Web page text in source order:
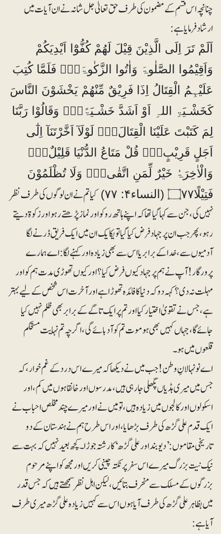
چنانچہ اس قسم کے مضمون کی طرف حق تعالیٰ جل شانہ نے ان آیات میں
ارشاد فرمایا ہے:
اَلَمْ تَرَ اِلَى الَّذِيْنَ قِيْلَ لَھُمْ كُفُّوْٓا اَيْدِيَكُمْ
وَاَقِيْمُوا الصَّلٰوۃَ وَاٰتُوا الزَّكٰوۃَ۝۰ۚ فَلَمَّا كُتِبَ
عَلَيْہِمُ الْقِتَالُ اِذَا فَرِيْقٌ مِّنْھُمْ يَخْشَوْنَ النَّاسَ
كَخَشْـيَۃِ اللہِ اَوْ اَشَدَّ خَشْـيَۃً۝۰ۚ وَقَالُوْا رَبَّنَا
لِمَ كَتَبْتَ عَلَيْنَا الْقِتَالَ۝۰ۚ لَوْلَآ اَخَّرْتَنَآ اِلٰٓى
اَجَلٍ قَرِيْبٍ۝۰ۭ قُلْ مَتَاعُ الدُّنْيَا قَلِيْلٌ۝۰ۚ
وَالْاٰخِرَۃُ خَيْرٌ لِّمَنِ اتَّقٰى۝۰ۣ وَلَا تُظْلَمُوْنَ
فَتِيْلًا۝۷۷ (النساء۴: ۷۷)
کیا تم نے ان لوگوں کی طرف نظر
نہیں کی، جن سے کہا گیا تھا کہ اپنے ہاتھ روکو اور نماز پڑھتے رہو اور زکوۃ دیتے
رہو، پھر جب ان پر جہاد فرض کیا گیا تو یکا یک ان میں ایک فریق ڈرنے لگا
آدمیوں سے، خدا کے برابر یا اس سے بھی زیادہ اور کہنے لگا: اے ہمارے
پرورگار! آپ نے ہم پر جہاد کیوں فرض کیا؟ اور کیوں تھوڑی مدت ہم کو اور
مہلت نہ دی؟ کہہ دو کہ دنیا کا فائدہ تھوڑا ہے اور آخرت اس شخص کے لیے بہتر
ہے، جس نے تقویٰ اختیار کیا اور تم پر ایک تاگے کے برابر بھی ظلم نہیں کیا
جائے گا، جہاں کہیں بھی ہو موت تم کو آدبائے گی، اگر چہ تم نہایت مستحکم
قلعوں میں ہو۔
‎اے نونہالانِ وطن! جب میں نے دیکھا کہ میرے اس درد کے غم خوار، کہ
جس میں میری ہڈیاں پگھلی جارہی ہیں، مدرسوں اور خانقاہوں میں کم، اور
اسکولوں اور کالجوں میں زیادہ ہیں، تو میں نے اور میرے چند مخلص احباب نے
ایک قدم علی گڑھ کی طرف بڑھایا، اور اس طرح ہم نے ہندستان کے دو
تاریخی مقاموں: ’دیوبند اور علی گڑھ‘ کا رشتہ جوڑا۔ کچھ بعید نہیں کہ بہت سے
نیک نیت بزرگ میرے اس سفر پر نکتہ چینی کریں اور مجھ کو اپنے مرحوم
بزرگوں کے مسلک سے منحرف بتائیں، لیکن اہل نظر سمجھتے ہیں کہ جس قدر
میں بظاہر علی گڑھ کی طرف آیا ہوں اس سے کہیں زیادہ علی گڑھ میری طرف
آیا ہے: